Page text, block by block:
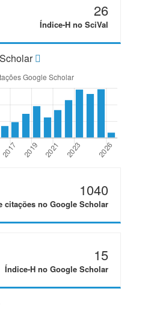
26
Índice-H no SciVal
1040
citações no Google Scholar
15
Índice-H no Google Scholar